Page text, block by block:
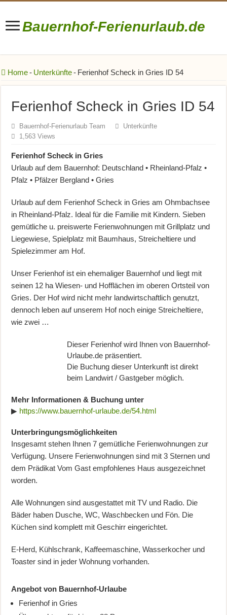
Bauernhof-Ferienurlaub.de
Home- Unterkünfte- Ferienhof Scheck in Gries ID 54
Ferienhof Scheck in Gries ID 54
Bauernhof-Ferienurlaub Team
Unterkünfte
1,563 Views
Ferienhof Scheck in Gries
Urlaub auf dem Bauernhof: Deutschland • Rheinland-Pfalz •
Pfalz • Pfälzer Bergland • Gries
Urlaub auf dem Ferienhof Scheck in Gries am Ohmbachsee
in Rheinland-Pfalz. Ideal für die Familie mit Kindern. Sieben
gemütliche u. preiswerte Ferienwohnungen mit Grillplatz und
Liegewiese, Spielplatz mit Baumhaus, Streicheltiere und
Spielezimmer am Hof.
Unser Ferienhof ist ein ehemaliger Bauernhof und liegt mit
seinen 12 ha Wiesen- und Hofflächen im oberen Ortsteil von
Gries. Der Hof wird nicht mehr landwirtschaftlich genutzt,
dennoch leben auf unserem Hof noch einige Streicheltiere,
wie zwei …
Dieser Ferienhof wird Ihnen von Bauernhof-
Urlaube.de präsentiert.
Die Buchung dieser Unterkunft ist direkt
beim Landwirt / Gastgeber möglich.
Mehr Informationen & Buchung unter
▶ https://www.bauernhof-urlaube.de/54.html
Unterbringungsmöglichkeiten
Insgesamt stehen Ihnen 7 gemütliche Ferienwohnungen zur
Verfügung. Unsere Ferienwohnungen sind mit 3 Sternen und
dem Prädikat Vom Gast empfohlenes Haus ausgezeichnet
worden.
Alle Wohnungen sind ausgestattet mit TV und Radio. Die
Bäder haben Dusche, WC, Waschbecken und Fön. Die
Küchen sind komplett mit Geschirr eingerichtet.
E-Herd, Kühlschrank, Kaffeemaschine, Wasserkocher und
Toaster sind in jeder Wohnung vorhanden.
Angebot von Bauernhof-Urlaube
Ferienhof in Gries